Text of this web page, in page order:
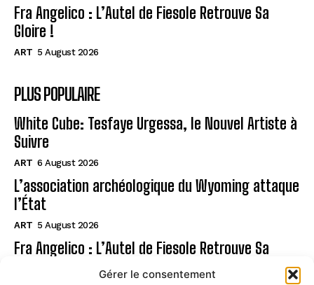
Gérer le consentement
Fra Angelico : L’Autel de Fiesole Retrouve Sa
Gloire !
ART 5 August 2026
PLUS POPULAIRE
White Cube: Tesfaye Urgessa, le Nouvel Artiste à
Suivre
ART 6 August 2026
L’association archéologique du Wyoming attaque
l’État
ART 5 August 2026
Fra Angelico : L’Autel de Fiesole Retrouve Sa